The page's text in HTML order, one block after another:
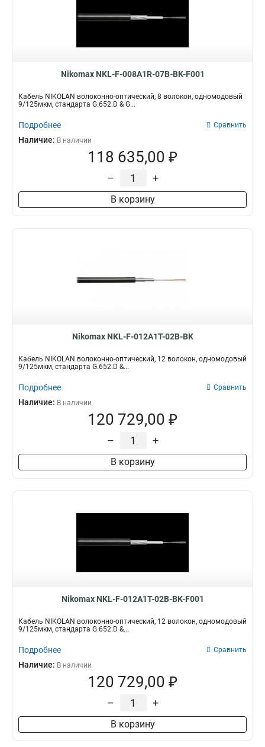
Nikomax NKL-F-008A1R-07B-BK-F001
Кабель NIKOLAN волоконно-оптический, 8 волокон, одномодовый
9/125мкм, стандарта G.652.D & G...
Подробнее Сравнить
Наличие: В наличии
118 635,00 ₽
– +
В корзину
Nikomax NKL-F-012A1T-02B-BK
Кабель NIKOLAN волоконно-оптический, 12 волокон, одномодовый
9/125мкм, стандарта G.652.D &...
Подробнее Сравнить
Наличие: В наличии
120 729,00 ₽
– +
В корзину
Nikomax NKL-F-012A1T-02B-BK-F001
Кабель NIKOLAN волоконно-оптический, 12 волокон, одномодовый
9/125мкм, стандарта G.652.D &...
Подробнее Сравнить
Наличие: В наличии
120 729,00 ₽
– +
В корзину